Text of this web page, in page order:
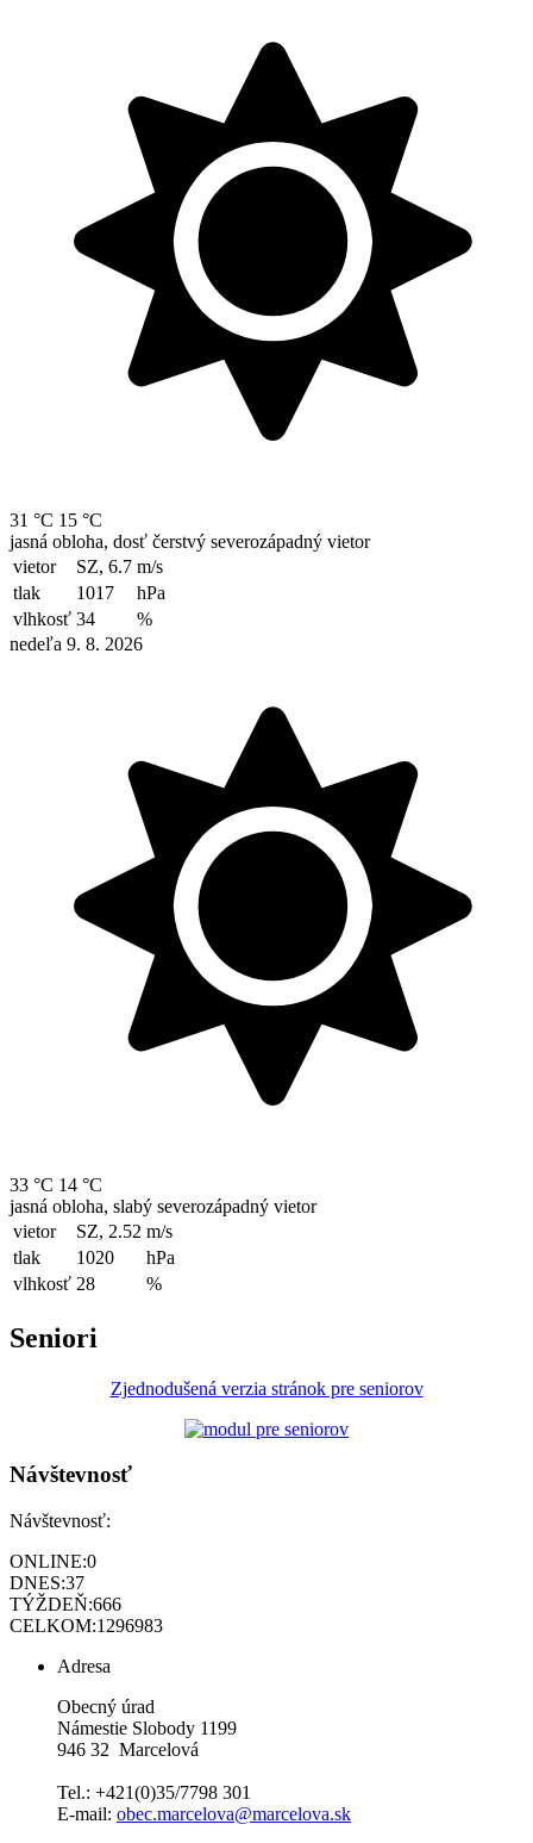
31 °C 15 °C
jasná obloha, dosť čerstvý severozápadný vietor
vietor
SZ, 6.7 m/s
tlak
1017
hPa
vlhkosť 34
%
nedeľa 9. 8. 2026
33 °C 14 °C
jasná obloha, slabý severozápadný vietor
vietor
SZ, 2.52 m/s
tlak
1020
hPa
vlhkosť 28 %
Seniori
Zjednodušená verzia stránok pre seniorov
Návštevnosť
Návštevnosť:
ONLINE:0
DNES:37
TÝŽDEŇ:666
CELKOM:1296983
Adresa
Obecný úrad
Námestie Slobody 1199
946 32 Marcelová
Tel.: +421(0)35/7798 301
E-mail: obec.marcelova@marcelova.sk